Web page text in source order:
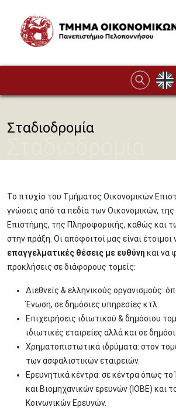
Image
Σταδιοδρομία
Το πτυχίο του Τμήματος Οικονομικών
γνώσεις από τα πεδία των Οικονομικών, της
Επιστήμης, της Πληροφορικής, καθώς και
στην πράξη. Οι απόφοιτοί μας είναι έτοιμοι
επαγγελματικές θέσεις με ευθύνη και να
προκλήσεις σε διάφορους τομείς:
Διεθνείς & ελληνικούς οργανισμούς:
Ένωση, σε δημόσιες υπηρεσίες κτλ.
Επιχειρήσεις ιδιωτικού & δημόσιου
ιδιωτικές εταιρείες αλλά και σε
Χρηματοπιστωτικά ιδρύματα: στον
των ασφαλιστικών εταιρειών.
Ερευνητικά κέντρα: σε κέντρα όπως το
και Βιομηχανικών ερευνών (ΙΟΒΕ) και
Κοινωνικών Ερευνών.